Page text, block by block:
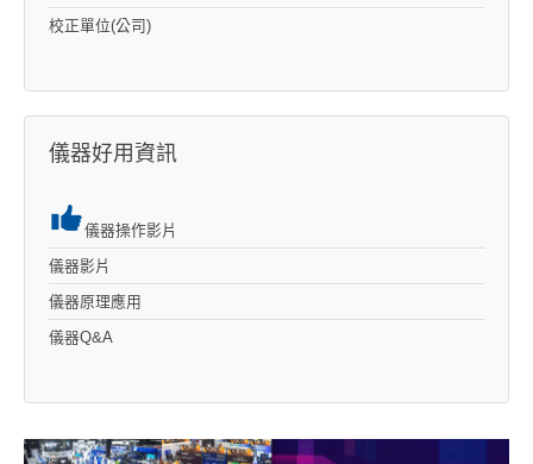
校正單位(公司)
儀器好用資訊
儀器操作影片
儀器影片
儀器原理應用
儀器Q&A